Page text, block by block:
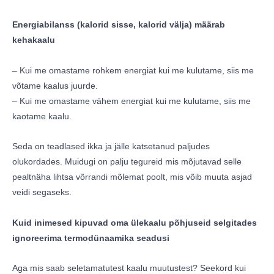
Energiabilanss (kalorid sisse, kalorid välja) määrab
kehakaalu
– Kui me omastame rohkem energiat kui me kulutame, siis me
võtame kaalus juurde.
– Kui me omastame vähem energiat kui me kulutame, siis me
kaotame kaalu.
Seda on teadlased ikka ja jälle katsetanud paljudes
olukordades. Muidugi on palju tegureid mis mõjutavad selle
pealtnäha lihtsa võrrandi mõlemat poolt, mis võib muuta asjad
veidi segaseks.
Kuid inimesed kipuvad oma ülekaalu põhjuseid selgitades
ignoreerima termodünaamika seadusi
Aga mis saab seletamatutest kaalu muutustest? Seekord kui